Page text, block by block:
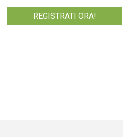
REGISTRATI ORA!